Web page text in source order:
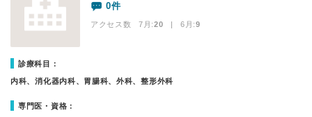
0件
アクセス数 7月:20 | 6月:9
診療科目：
内科、消化器内科、胃腸科、外科、整形外科
専門医・資格：